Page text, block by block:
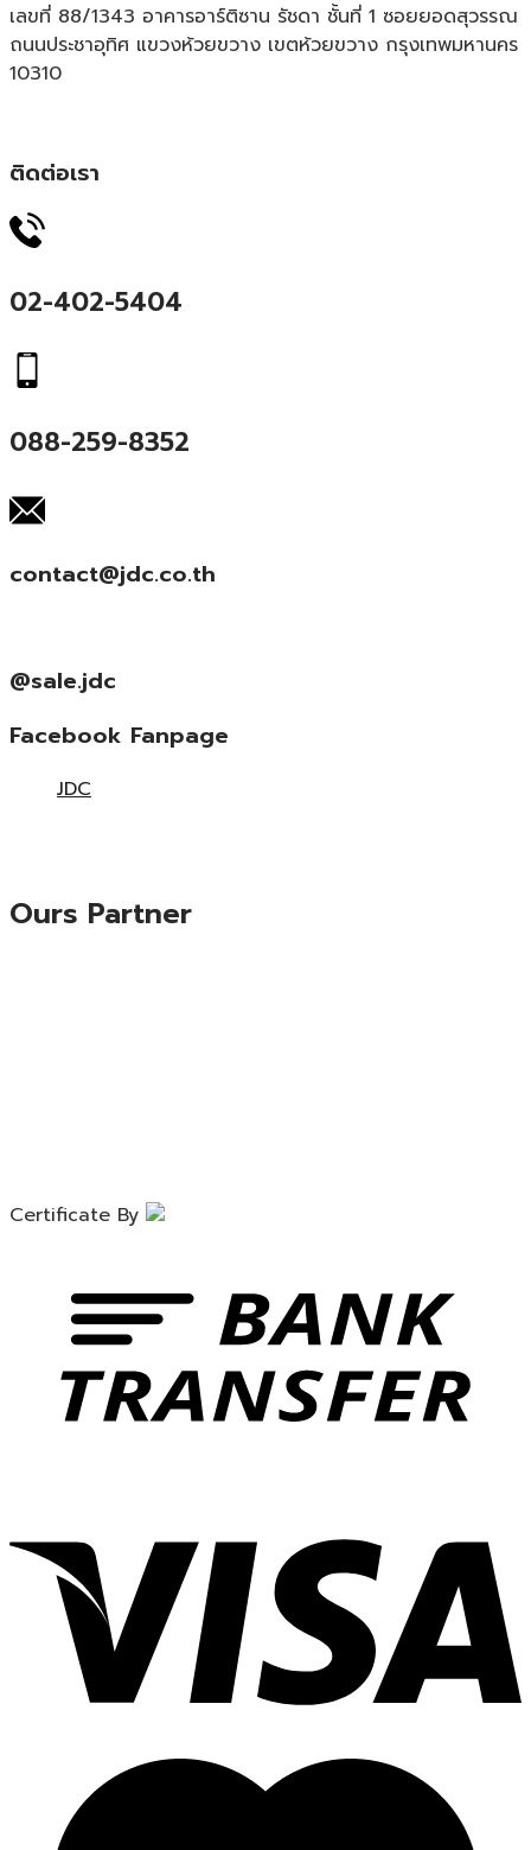
เลขที่ 88/1343 อาคารอาร์ติซาน รัชดา ชั้นที่ 1 ซอยยอดสุวรรณ
ถนนประชาอุทิศ แขวงห้วยขวาง เขตห้วยขวาง กรุงเทพมหานคร
10310
ติดต่อเรา
02-402-5404
088-259-8352
contact@jdc.co.th
@sale.jdc
Facebook Fanpage
Ours Partner